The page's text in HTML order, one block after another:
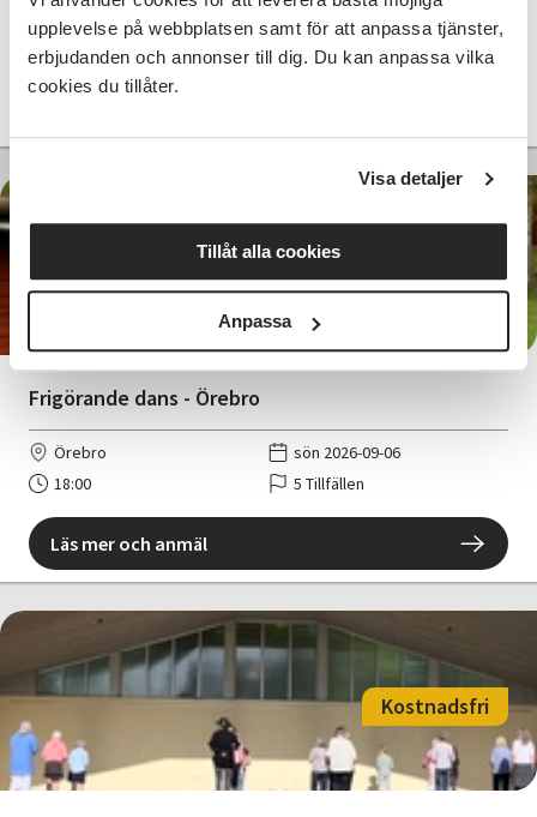
upplevelse på webbplatsen samt för att anpassa tjänster,
erbjudanden och annonser till dig. Du kan anpassa vilka
cookies du tillåter.
Visa detaljer
Tillåt alla cookies
Anpassa
Hallsberg
tis 2026-09-01
18:00
5 Tillfällen
Frigörande dans - Örebro
Örebro
sön 2026-09-06
18:00
5 Tillfällen
Läs mer och anmäl
Kostnadsfri